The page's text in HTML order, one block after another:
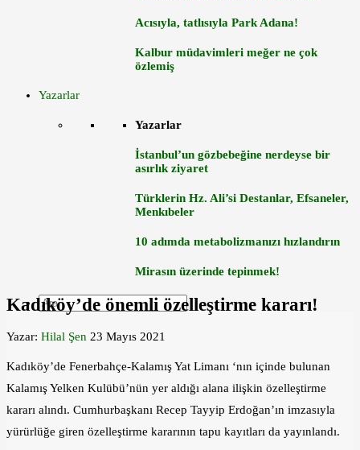
Acısıyla, tatlısıyla Park Adana!
Kalbur müdavimleri meğer ne çok
özlemiş
Yazarlar
Yazarlar
İstanbul’un gözbebeğine nerdeyse bir
asırlık ziyaret
Türklerin Hz. Ali’si Destanlar, Efsaneler,
Menkıbeler
10 adımda metabolizmanızı hızlandırın
Mirasın üzerinde tepinmek!
Kadıköy’de önemli özelleştirme kararı!
Yazar: Hilal Şen 23 Mayıs 2021
Kadıköy’de Fenerbahçe-Kalamış Yat Limanı ‘nın içinde bulunan
Kalamış Yelken Kulübü’nün yer aldığı alana ilişkin özelleştirme
kararı alındı. Cumhurbaşkanı Recep Tayyip Erdoğan’ın imzasıyla
yürürlüğe giren özelleştirme kararının tapu kayıtları da yayınlandı.